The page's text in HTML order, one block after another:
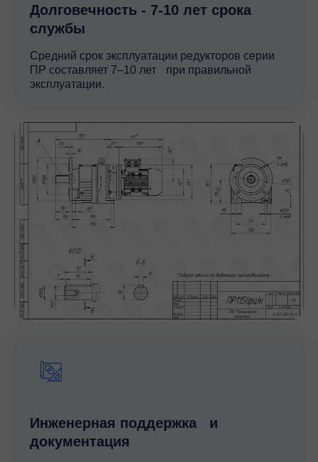
Долговечность - 7-10 лет срока
службы
Средний срок эксплуатации редукторов серии
ПР составляет 7–10 лет при правильной
эксплуатации.
Инженерная поддержка и
документация